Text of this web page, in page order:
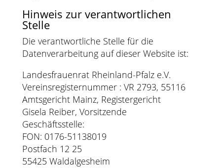
Hinweis zur verantwortlichen
Stelle
Die verantwortliche Stelle für die
Datenverarbeitung auf dieser Website ist:
Landesfrauenrat Rheinland-Pfalz e.V.
Vereinsregisternummer : VR 2793, 55116
Amtsgericht Mainz, Registergericht
Gisela Reiber, Vorsitzende
Geschäftsstelle:
FON: 0176-51138019
Postfach 12 25
55425 Waldalgesheim